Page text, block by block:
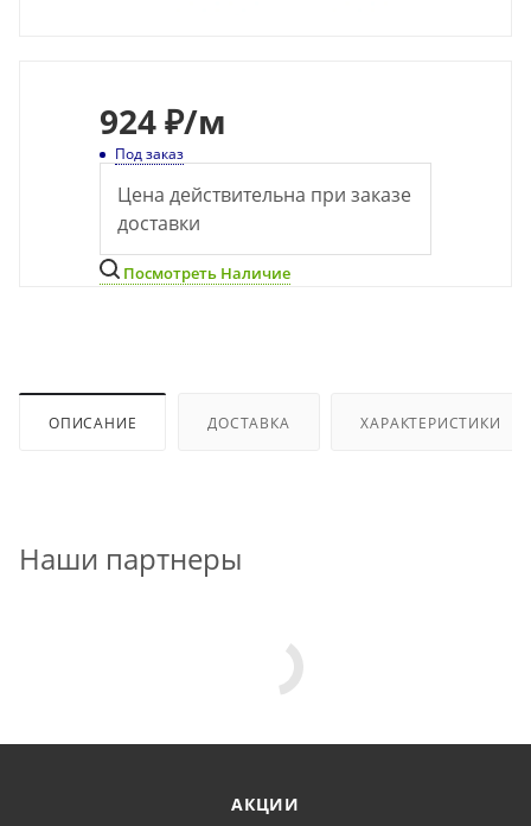
924₽/м
Под заказ
Цена действительна при заказе
доставки
Посмотреть Наличие
ОПИСАНИЕ ДОСТАВКА ХАРАКТЕРИСТИКИ
Наши партнеры
АКЦИИ